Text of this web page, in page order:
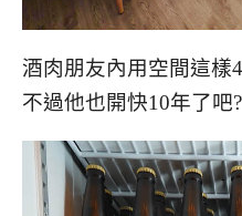
酒肉朋友內用空間這樣
不過他也開快10年了吧